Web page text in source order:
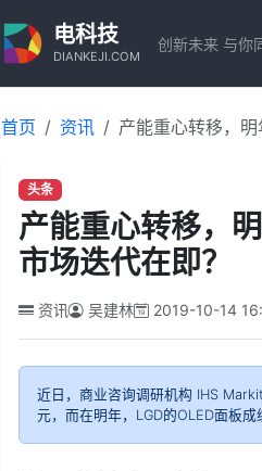
电科技
DIANKEJI.COM
创新未来 与你
首页 资讯 产能重心转移，
头条
产能重心转移，
市场迭代在即？
资讯 吴建林 2019-10-14
近日，商业咨询调研机构 IHS
元，而在明年，LGD的OLED面板